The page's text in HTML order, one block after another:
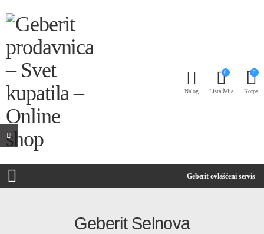
Nalog
0
Lista želja
0
Korpa
Geberit ovlašćeni servis
Geberit Selnova